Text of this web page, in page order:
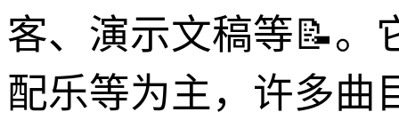
客、演示文稿等📝。
配乐等为主，许多曲